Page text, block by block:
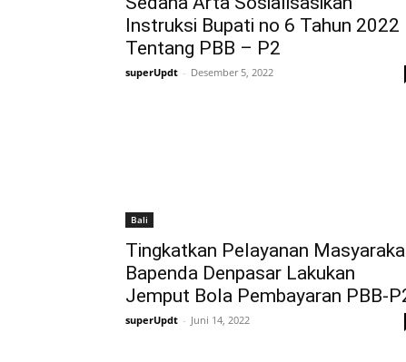
Instruksi Bupati no 6 Tahun 2022
Tentang PBB – P2
superUpdt - Desember 5, 2022
Bali
Tingkatkan Pelayanan
Bapenda Denpasar Lakukan
Jemput Bola Pembayaran PBB-
superUpdt - Juni 14, 2022